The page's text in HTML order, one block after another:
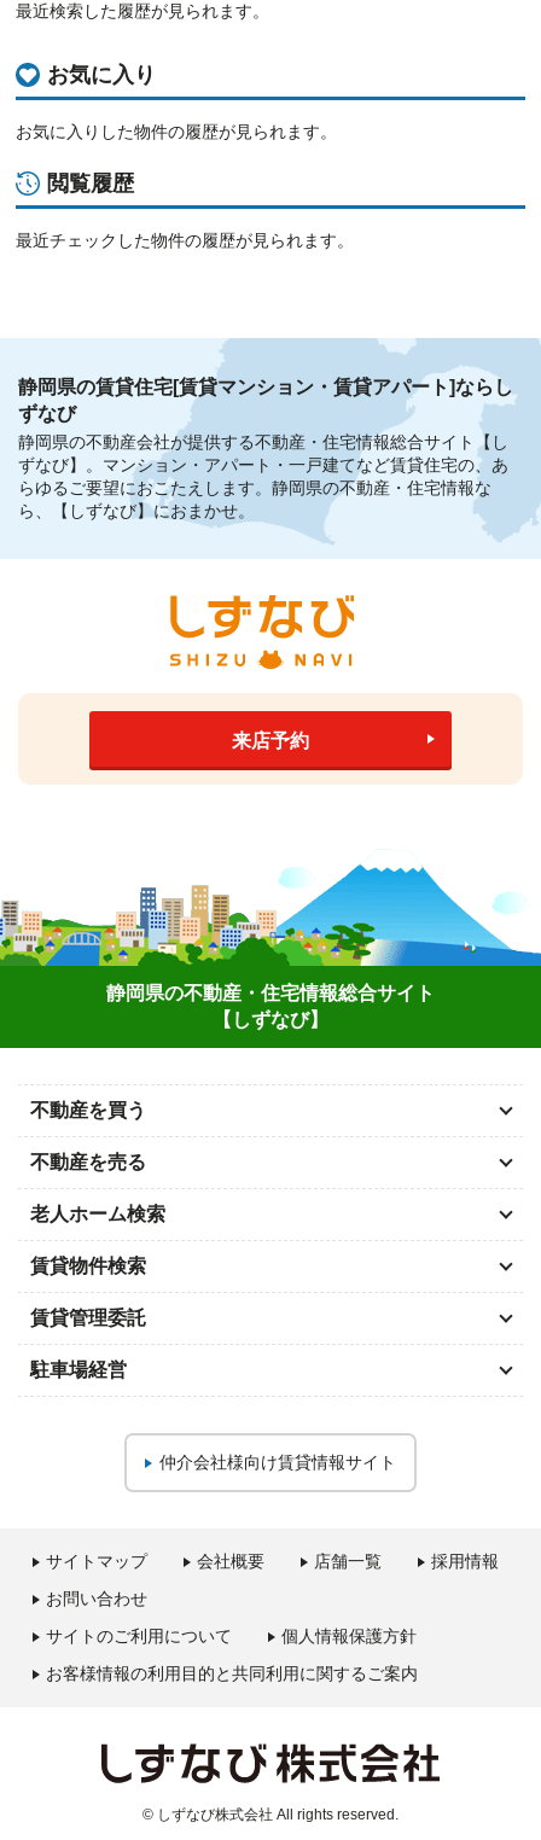
お気に入り
お気に入りした物件の履歴が見られます。
閲覧履歴
最近チェックした物件の履歴が見られます。
最近検索した履歴が見られます。
静岡県の賃貸住宅[賃貸マンション・賃貸アパート]ならし
ずなび
静岡県の不動産会社が提供する不動産・住宅情報総合サイト【し
ずなび】。 マンション・アパート・一戸建てなど賃貸住宅の、あ
らゆるご要望におこたえします。 静岡県の不動産・住宅情報な
ら、【しずなび】におまかせ。
来店予約
静岡県の不動産・住宅情報総合サイト
【しずなび】
不動産を買う
不動産を売る
老人ホーム検索
賃貸物件検索
賃貸管理委託
駐車場経営
仲介会社様向け賃貸情報サイト
サイトマップ 会社概要 店舗一覧
採用情報
お問い合わせ
サイトのご利用について
個人情報保護方針
お客様情報の利用目的と共同利用に関するご案内
© しずなび株式会社 All rights reserved.